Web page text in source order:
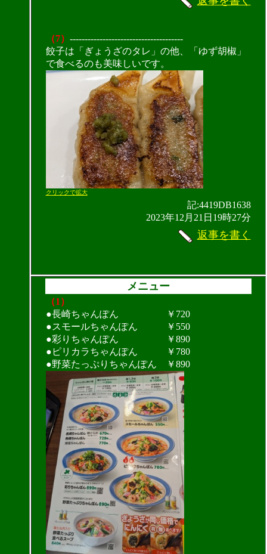
（7） --------------------------------------
餃子は「ぎょうざのタレ」の他、「ゆず胡椒」
で食べるのも美味しいです。
クリックで拡大
記:4419DB1638
2023年12月21日19時27分
返事を書く
メニュー
（1）
●長崎ちゃんぽん ￥720
●スモールちゃんぽん ￥550
●彩りちゃんぽん ￥890
●ピリカラちゃんぽん ￥780
●野菜たっぷりちゃんぽん ￥890